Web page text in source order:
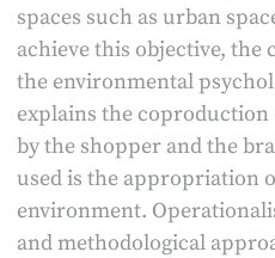
spaces such as urban
achieve this objective,
the environmental
explains the
by the shopper and the
used is the appropriation
environment.
and methodological